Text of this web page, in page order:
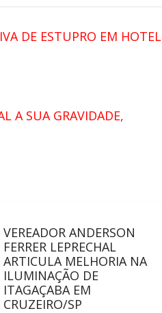
DE ESTUPRO EM HOTEL
A SUA GRAVIDADE,
VEREADOR ANDERSON
FERRER LEPRECHAL
ARTICULA MELHORIA NA
ILUMINAÇÃO DE
ITAGAÇABA EM
CRUZEIRO/SP